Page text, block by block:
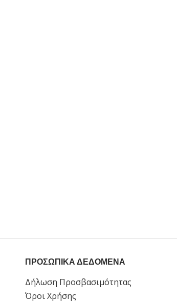
ΠΡΟΣΩΠΙΚΑ ΔΕΔΟΜΕΝΑ
Δήλωση Προσβασιμότητας
Όροι Χρήσης